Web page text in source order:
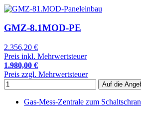
GMZ-8.1MOD-PE
2.356,20 €
Preis inkl. Mehrwertsteuer
1.980,00 €
Preis zzgl. Mehrwertsteuer
Gas-Mess-Zentrale zum